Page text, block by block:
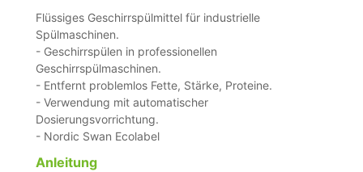
Flüssiges Geschirrspülmittel für industrielle
Spülmaschinen.
- Geschirrspülen in professionellen
Geschirrspülmaschinen.
- Entfernt problemlos Fette, Stärke, Proteine.
- Verwendung mit automatischer
Dosierungsvorrichtung.
- Nordic Swan Ecolabel
Anleitung